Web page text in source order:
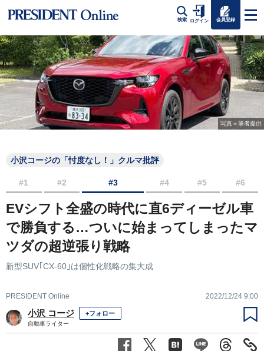
検索 ログイン 会員登録
写真＝筆者提供
小沢コージの「忖度なし！」クルマ批評
#1 #2 #3 #4 #5 #6
EVシフト全盛の時代に直6ディーゼル車
で勝負する…ついに始まってしまったマ
ツダの超逆張り戦略
新型SUV｢CX-60｣は個性化戦略の集大成
PRESIDENT Online 2022/12/24 9:00
小沢 コージ +フォロー
自動車ライター